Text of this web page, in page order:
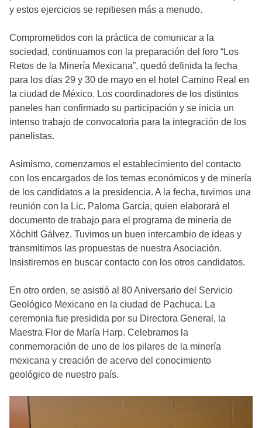
y estos ejercicios se repitiesen más a menudo.
Comprometidos con la práctica de comunicar a la
sociedad, continuamos con la preparación del foro “Los
Retos de la Minería Mexicana”, quedó definida la fecha
para los días 29 y 30 de mayo en el hotel Camino Real en
la ciudad de México. Los coordinadores de los distintos
paneles han confirmado su participación y se inicia un
intenso trabajo de convocatoria para la integración de los
panelistas.
Asimismo, comenzamos el establecimiento del contacto
con los encargados de los temas económicos y de minería
de los candidatos a la presidencia. A la fecha, tuvimos una
reunión con la Lic. Paloma García, quien elaborará el
documento de trabajo para el programa de minería de
Xóchitl Gálvez. Tuvimos un buen intercambio de ideas y
transmitimos las propuestas de nuestra Asociación.
Insistiremos en buscar contacto con los otros candidatos.
En otro orden, se asistió al 80 Aniversario del Servicio
Geológico Mexicano en la ciudad de Pachuca. La
ceremonia fue presidida por su Directora General, la
Maestra Flor de María Harp. Celebramos la
conmemoración de uno de los pilares de la minería
mexicana y creación de acervo del conocimiento
geológico de nuestro país.